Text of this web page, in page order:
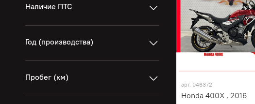
арт. 046372
Honda 400X , 2016
Наличие ПТС
Год (производства)
Пробег (км)